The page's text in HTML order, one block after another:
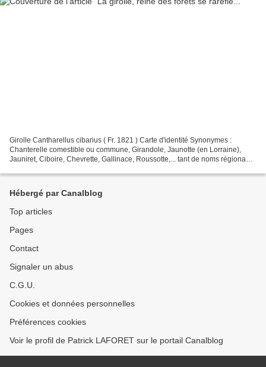
Girolle Cantharellus cibarius ( Fr. 1821 ) Carte d'identité Synonymes :
Chanterelle comestible ou commune, Girandole, Jaunotte (en Lorraine),
Jauniret, Ciboire, Chevrette, Gallinace, Roussotte,... tant de noms régionaux
Hébergé par Canalblog
Top articles
Pages
Contact
Signaler un abus
C.G.U.
Cookies et données personnelles
Préférences cookies
Voir le profil de Patrick LAFORET sur le portail Canalblog